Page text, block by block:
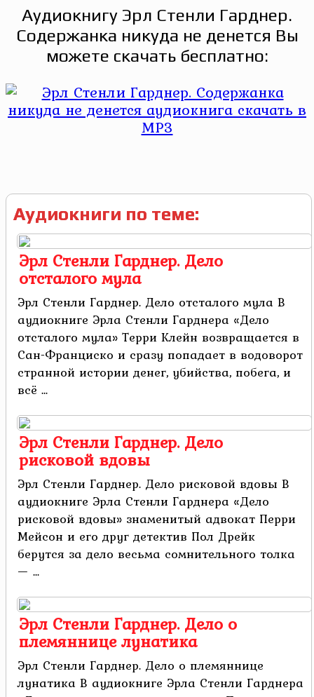
Аудиокнигу Эрл Стенли Гарднер.
Содержанка никуда не денется Вы
можете скачать бесплатно:
Аудиокниги по теме:
Эрл Стенли Гарднер. Дело
отсталого мула
Эрл Стенли Гарднер. Дело отсталого мула В
аудиокниге Эрла Стенли Гарднера «Дело
отсталого мула» Терри Клейн возвращается в
Сан-Франциско и сразу попадает в водоворот
странной истории денег, убийства, побега, и
всё ...
Эрл Стенли Гарднер. Дело
рисковой вдовы
Эрл Стенли Гарднер. Дело рисковой вдовы В
аудиокниге Эрла Стенли Гарднера «Дело
рисковой вдовы» знаменитый адвокат Перри
Мейсон и его друг детектив Пол Дрейк
берутся за дело весьма сомнительного толка
— ...
Эрл Стенли Гарднер. Дело о
племяннице лунатика
Эрл Стенли Гарднер. Дело о племяннице
лунатика В аудиокниге Эрла Стенли Гарднера